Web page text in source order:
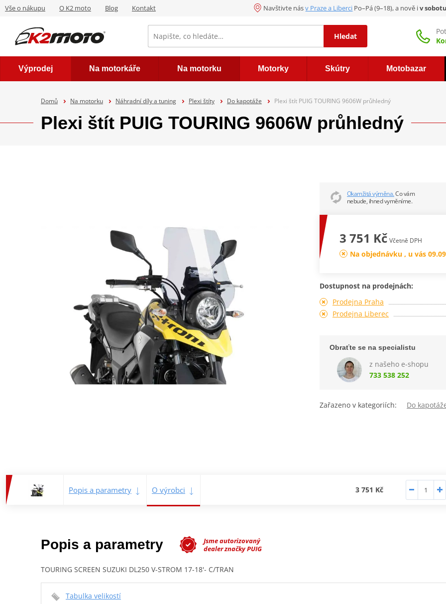
Vše o nákupu O K2 moto Blog Kontakt Navštivte násv Praze a Liberci Po–Pá (9–18), a nově iv sobotu
Hledat
Výprodej Na motorkáře Na motorku Motorky Skútry Motobazar
Domů Na motorku Náhradní díly a tuning Plexi štíty Do kapotáže Plexi štít PUIG TOURING 9606W průhledný
Plexi štít PUIG TOURING 9606W průhledný
Okamžitá výměna.Co vám
nebude, ihned vyměníme.
3 751 Kč Včetně DPH
Na objednávku , u vás
Dostupnost na prodejnách:
Prodejna Praha
Prodejna Liberec
Obraťte se na specialistu
z našeho e-shopu
733 538 252
Zařazeno v kategoriích: Do
Popis a parametry O výrobci 3 751 Kč
Popis a parametry
Jsme autorizovaný
dealer značky PUIG
TOURING SCREEN SUZUKI DL250 V-STROM 17-18'- C/TRAN
Tabulka velikostí